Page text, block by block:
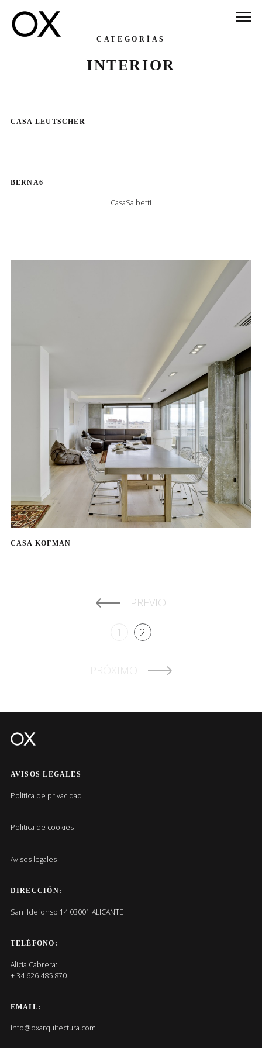
CATEGORÍAS
INTERIOR
CASA LEUTSCHER
BERNA6
CasaSalbetti
CASA KOFMAN
PREVIO
1 2
AVISOS LEGALES
Politica de privacidad
Politica de cookies
Avisos legales
DIRECCIÓN:
San Ildefonso 14 03001 ALICANTE
TELÉFONO:
Alicia Cabrera:
+ 34 626 485 870
EMAIL:
info@oxarquitectura.com